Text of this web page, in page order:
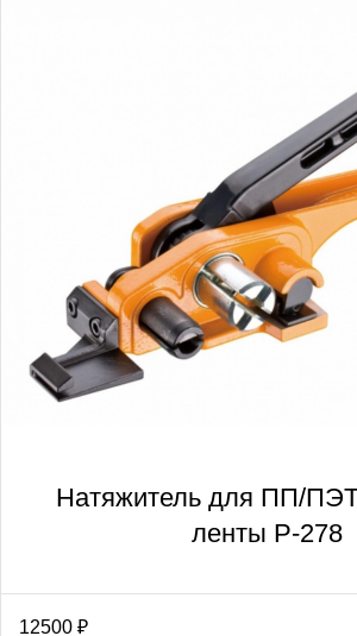
Натяжитель для ПП/
ленты Р-278
12500 ₽